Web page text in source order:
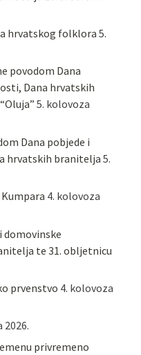
hrvatskog folklora 5.
povodom Dana
Dana hrvatskih
5. kolovoza
Dana pobjede i
hrvatskih branitelja 5.
4. kolovoza
domovinske
te 31. obljetnicu
prvenstvo 4. kolovoza
2026.
privremeno